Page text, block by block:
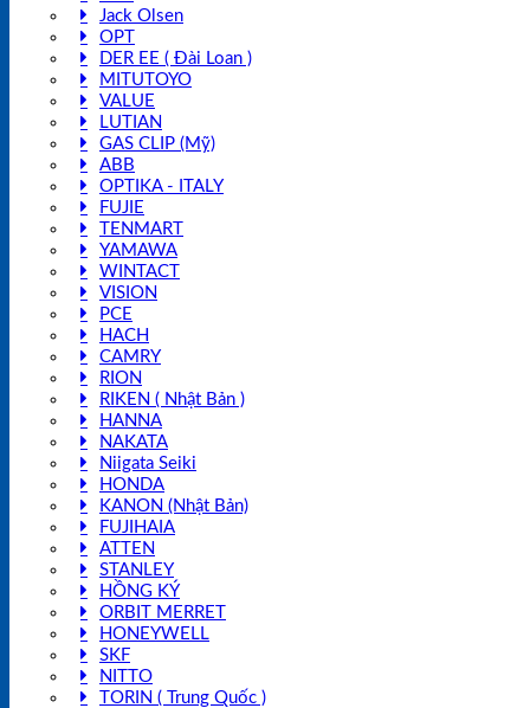
Jack Olsen
OPT
DER EE ( Đài Loan )
MITUTOYO
VALUE
LUTIAN
GAS CLIP (Mỹ)
ABB
OPTIKA - ITALY
FUJIE
TENMART
YAMAWA
WINTACT
VISION
PCE
HACH
CAMRY
RION
RIKEN ( Nhật Bản )
HANNA
NAKATA
Niigata Seiki
HONDA
KANON (Nhật Bản)
FUJIHAIA
ATTEN
STANLEY
HỒNG KÝ
ORBIT MERRET
HONEYWELL
SKF
NITTO
TORIN ( Trung Quốc )